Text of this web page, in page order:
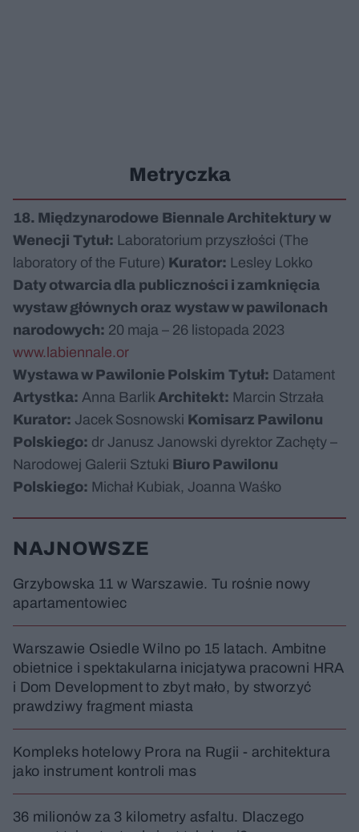
Metryczka
18. Międzynarodowe Biennale Architektury w
Wenecji Tytuł: Laboratorium przyszłości (The
laboratory of the Future) Kurator: Lesley Lokko
Daty otwarcia dla publiczności i zamknięcia
wystaw głównych oraz wystaw w pawilonach
narodowych: 20 maja – 26 listopada 2023
www.labiennale.or
Wystawa w Pawilonie Polskim Tytuł: Datament
Artystka: Anna BarlikArchitekt: Marcin Strzała
Kurator: Jacek Sosnowski Komisarz Pawilonu
Polskiego: dr Janusz Janowski dyrektor Zachęty –
Narodowej Galerii Sztuki Biuro Pawilonu
Polskiego: Michał Kubiak, Joanna Waśko
NAJNOWSZE
Grzybowska 11 w Warszawie. Tu rośnie nowy
apartamentowiec
Warszawie Osiedle Wilno po 15 latach. Ambitne
obietnice i spektakularna inicjatywa pracowni HRA
i Dom Development to zbyt mało, by stworzyć
prawdziwy fragment miasta
Kompleks hotelowy Prora na Rugii - architektura
jako instrument kontroli mas
36 milionów za 3 kilometry asfaltu. Dlaczego